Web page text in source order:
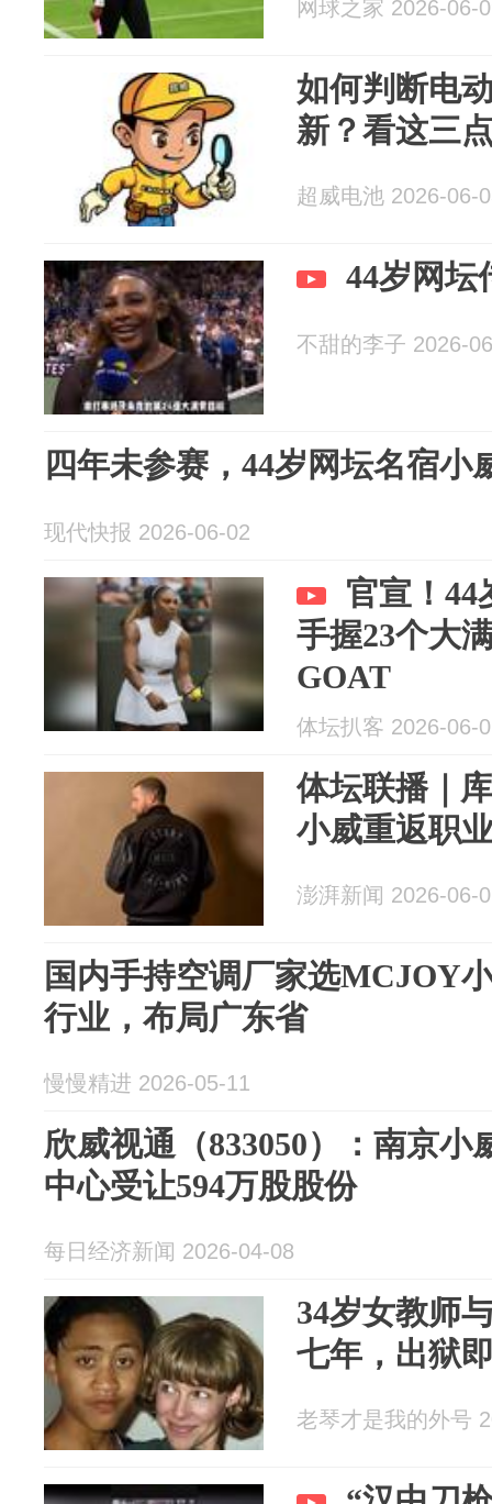
网球之家 2026-06-
如何判断电
新？看这三
超威电池 2026-06-
44岁网坛
不甜的李子 2026-
四年未参赛，44岁网坛名宿小
现代快报 2026-06-02
官宣！44
手握23个大
GOAT
体坛扒客 2026-06-
体坛联播｜
小威重返职
澎湃新闻 2026-06-
国内手持空调厂家选MCJOY
行业，布局广东省
慢慢精进 2026-05-11
欣威视通（833050）：南京小
中心受让594万股股份
每日经济新闻 2026-04-08
34岁女教师
七年，出狱
老琴才是我的外号